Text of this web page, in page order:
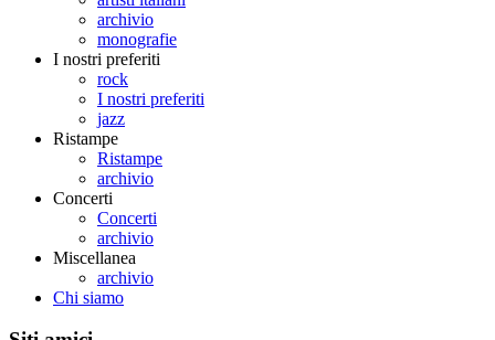
archivio
monografie
I nostri preferiti
rock
I nostri preferiti
jazz
Ristampe
Ristampe
archivio
Concerti
Concerti
archivio
Miscellanea
archivio
Chi siamo